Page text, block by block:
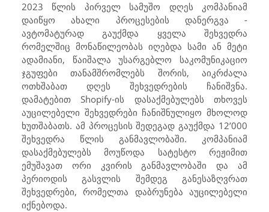
2023 წლის პირველ სამუშო დღეს კომპანიამ
დაიწყო ახალი პროცესების დანერგვა -
ავტომატურად გაუქმდა ყველა შეხვედრა
რომელშიც მონაწილეობას იღებდა სამი ან მეტი
ადამიანი, წაიშალა უსარგებლო საკომუნიკაციო
ჯგუფები თანამშრომლებს შორის, აიკრძალა
ოთხშაბათ დღეს შეხვედრების ჩანიშვნა.
დამატებითShopify-ის დასაქმებულებს თხოვეს
აუცილებელი შეხვედრები ჩანიშნულიყო მხოლოდ
ხუთშაბათს. ამ პროცესის შედეგად გაუქმდა 12’000
შეხვედრა წლის განმავლობაში. კომპანიამ
დასაქმებულებს მოუწოდა სატესტო რეჟიმით
ემუშავათ ორი კვირის განმავლობაში და ამ
პერიოდის გასვლის შემდეგ განესაზღვრათ
შეხვედრები, რომელთა დაბრუნება აუცილებელი
იქნებოდა.